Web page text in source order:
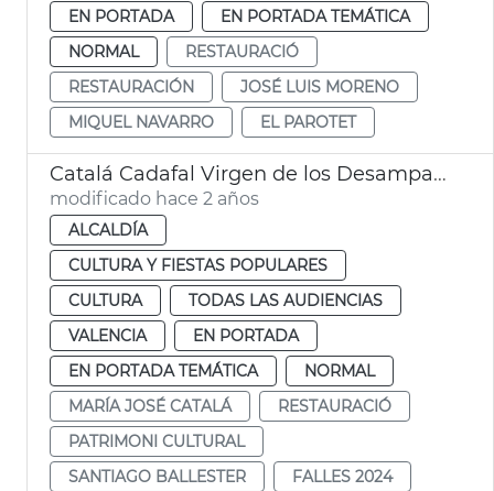
EN PORTADA
EN PORTADA TEMÁTICA
NORMAL
RESTAURACIÓ
RESTAURACIÓN
JOSÉ LUIS MORENO
MIQUEL NAVARRO
EL PAROTET
Catalá Cadafal Virgen de los Desamparados
modificado hace 2 años
ALCALDÍA
CULTURA Y FIESTAS POPULARES
CULTURA
TODAS LAS AUDIENCIAS
VALENCIA
EN PORTADA
EN PORTADA TEMÁTICA
NORMAL
MARÍA JOSÉ CATALÁ
RESTAURACIÓ
PATRIMONI CULTURAL
SANTIAGO BALLESTER
FALLES 2024